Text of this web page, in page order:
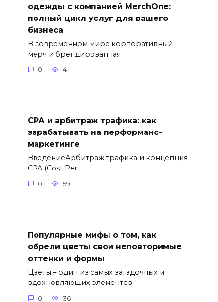
одежды с компанией MerchOne:
полный цикл услуг для вашего
бизнеса
В современном мире корпоративный
мерч и брендированная
0 4
СРА и арбитраж трафика: как
зарабатывать на перформанс-
маркетинге
ВведениеАрбитраж трафика и концепция
CPA (Cost Per
0 59
Популярные мифы о том, как
обрели цветы свои неповторимые
оттенки и формы
Цветы – один из самых загадочных и
вдохновляющих элементов
0 36